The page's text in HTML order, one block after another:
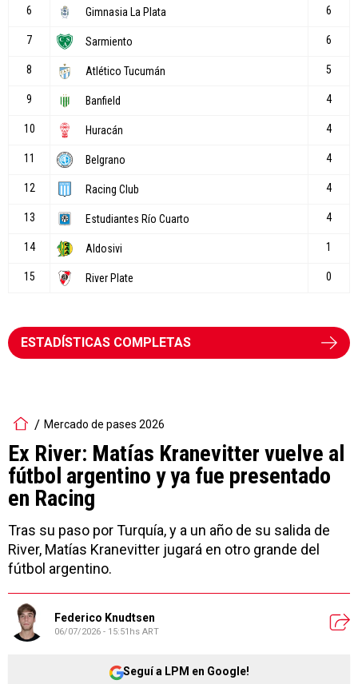
ESTADÍSTICAS COMPLETAS
Mercado de pases 2026
Ex River: Matías Kranevitter vuelve al
fútbol argentino y ya fue presentado
en Racing
Tras su paso por Turquía, y a un año de su salida de
River, Matías Kranevitter jugará en otro grande del
fútbol argentino.
Federico Knudtsen
06/07/2026 - 15:51hs ART
Seguí a LPM en Google!